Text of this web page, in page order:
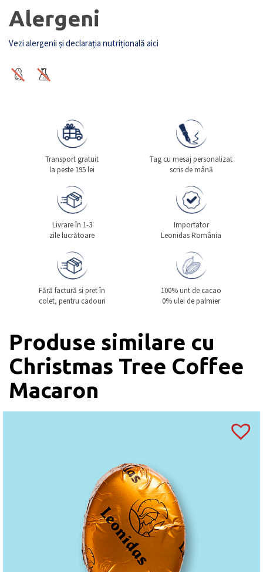
Alergeni
Vezi alergenii și declarația nutrițională aici
Transport gratuit
la peste 195 lei
Tag cu mesaj personalizat
scris de mână
Livrare în 1-3
zile lucrătoare
Importator
Leonidas România
Fără factură si pret în
colet, pentru cadouri
100% unt de cacao
0% ulei de palmier
Produse similare cu
Christmas Tree Coffee
Macaron